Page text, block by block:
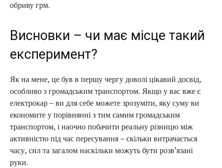
обриву грм.
Висновки – чи має місце такий
експеримент?
Як на мене, це був в першу чергу доволі цікавий досвід,
особливо з громадським транспортом. Якщо у вас вже є
електрокар – ви для себе можете зрозуміти, яку суму ви
економите у порівнянні з тим самим громадським
транспортом, і наочно побачити реальну різницю між
активністю під час пересування – скільки витрачається
часу, сил та загалом наскільки можуть бути розв’язані
руки.